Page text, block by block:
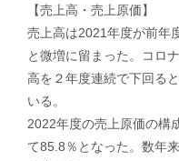
【売上高・売上原価】
売上高は2021年度が前年
と微増に留まった。コロ
高を２年度連続で下回る
いる。
2022年度の売上原価の構
て85.8％となった。数年